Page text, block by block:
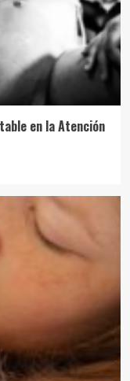
en la Atención